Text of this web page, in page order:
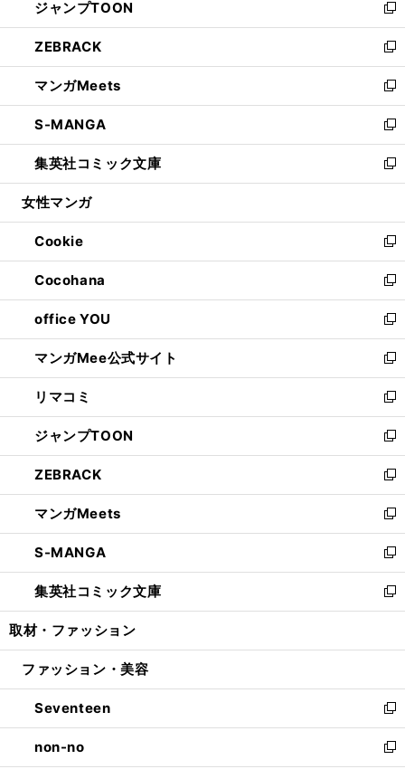
く
で
開
く
ド
ウ
で
開
く
ィ
ン
ド
ウ
で
開
く
い
ウ
ィ
ン
ド
ウ
で
開
く
ジャンプTOON
新
し
い
ウ
ィ
ン
ド
ウ
で
開
ZEBRACK
新
し
い
ウ
ィ
ン
ド
ウ
開
く
マンガMeets
新
し
い
ウ
ィ
ン
ウ
で
開
く
S-MANGA
新
し
い
ウ
ン
ド
ウ
で
開
く
集英社コミック文庫
新
し
ウ
ィ
ン
ド
ウ
で
開
く
女性マンガ
Cookie
新
し
い
ウ
ィ
ン
ド
ウ
で
開
く
Cocohana
新
し
い
ウ
ィ
ン
ド
ウ
で
開
く
office YOU
新
し
い
ウ
ィ
ン
ド
ウ
で
開
く
マンガMee公式サイト
新
し
い
ウ
ィ
ン
ド
ウ
で
開
く
リマコミ
新
し
い
ウ
ィ
ン
ド
ウ
で
開
く
ジャンプTOON
新
し
い
ウ
ィ
ン
ド
ウ
で
開
ZEBRACK
新
し
い
ウ
ィ
ン
ド
ウ
開
マンガMeets
新
し
い
ウ
ィ
ン
ウ
開
く
S-MANGA
新
し
い
ウ
ン
ウ
で
開
く
集英社コミック文庫
新
し
ウ
ン
ド
ウ
で
取材・ファッション
ファッション・美容
Seventeen
新
し
い
non-no
新